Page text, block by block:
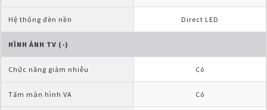
Hệ thống đèn nền Direct LED
HÌNH ẢNH TV (-)
Chức năng giảm nhiễu Có
Tấm màn hình VA Có